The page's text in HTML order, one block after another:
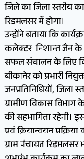
जिले का जिला स्तरीय
रिडमलसर में होगा।
उन्होंने बताया कि
कलेक्टर निशान्त जैन के
सफल संचालन के लिए
बीकानेर को प्रभारी
जनप्रतिनिधियों, जिला
ग्रामीण विकास विभाग
की सहभागिता रहेगी।
एवं क्रियान्वयन
ग्राम पंचायत रिडमलसर